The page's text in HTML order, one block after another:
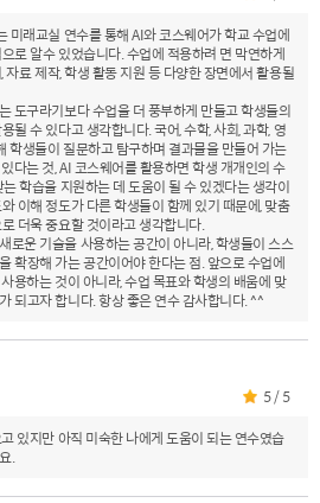
미래교실 연수를 통해 AI와 코스웨어가 학교 수업에
로 알수 있었습니다. 수업에 적용하려 면 막연하게
료 제작, 학생 활동 지원 등 다양한 장면에서 활용될
도구라기보다 수업을 더 풍부하게 만들고 학생들의
될 수 있다고 생각합니다. 국어, 수학, 사회, 과학, 영
학생들이 질문하고 탐구하며 결과물을 만들어 가는
다는 것, AI 코스웨어를 활용하면 학생 개개인의 수
학습을 지원하는 데 도움이 될 수 있겠다는 생각이
이해 정도가 다른 학생들이 함께 있기 때문에, 맞춤
더욱 중요할 것이라고 생각합니다.
로운 기술을 사용하는 공간이 아니라, 학생들이 스스
확장해 가는 공간이어야 한다는 점. 앞으로 수업에
용하는 것이 아니라, 수업 목표와 학생의 배움에 맞
되고자 합니다. 항상 좋은 연수 감사합니다. ^^
5 / 5
있지만 아직 미숙한 나에게 도움이 되는 연수였습
.